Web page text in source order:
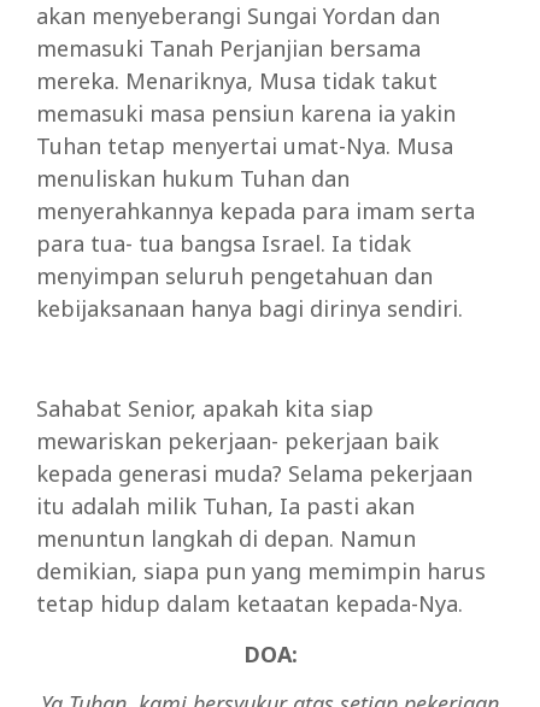
akan menyeberangi Sungai Yordan dan
memasuki Tanah Perjanjian bersama
mereka. Menariknya, Musa tidak takut
memasuki masa pensiun karena ia yakin
Tuhan tetap menyertai umat-Nya. Musa
menuliskan hukum Tuhan dan
menyerahkannya kepada para imam serta
para tua- tua bangsa Israel. Ia tidak
menyimpan seluruh pengetahuan dan
kebijaksanaan hanya bagi dirinya sendiri.
Sahabat Senior, apakah kita siap
mewariskan pekerjaan- pekerjaan baik
kepada generasi muda? Selama pekerjaan
itu adalah milik Tuhan, Ia pasti akan
menuntun langkah di depan. Namun
demikian, siapa pun yang memimpin harus
tetap hidup dalam ketaatan kepada-Nya.
DOA: